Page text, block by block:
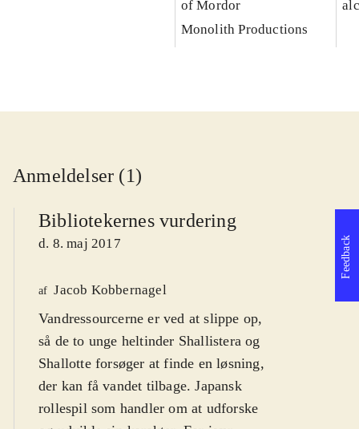
of Mordor
Monolith Productions
Anmeldelser (1)
Bibliotekernes vurdering
d. 8. maj 2017
af Jacob Kobbernagel
Vandressourcerne er ved at slippe op,
så de to unge heltinder Shallistera og
Shallotte forsøger at finde en løsning,
der kan få vandet tilbage. Japansk
rollespil som handler om at udforske
Feedback